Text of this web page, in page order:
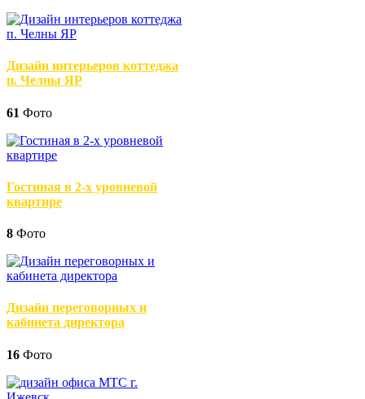
Дизайн интерьеров коттеджа
п. Челны ЯР
61 Фото
Гостиная в 2-х уровневой
квартире
8 Фото
Дизайн переговорных и
кабинета директора
16 Фото